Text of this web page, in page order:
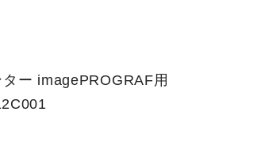
ー imagePROGRAF用